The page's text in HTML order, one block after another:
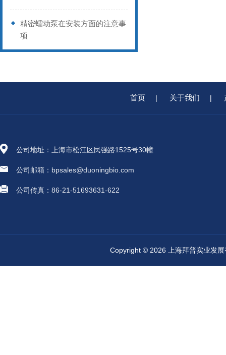
精密蠕动泵在安装方面的注意事
项
首页 | 关于我们 |
公司地址：上海市松江区民强路1525号30幢
公司邮箱：bpsales@duoningbio.com
公司传真：86-21-51693631-622
Copyright © 2026 上海拜普实业发